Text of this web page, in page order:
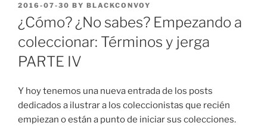
POSTED
ON
2016-07-30 BY BLACKCONVOY
¿Cómo? ¿No sabes? Empezando a
coleccionar: Términos y jerga
PARTE IV
Y hoy tenemos una nueva entrada de los posts
dedicados a ilustrar a los coleccionistas que recién
empiezan o están a punto de iniciar sus colecciones.